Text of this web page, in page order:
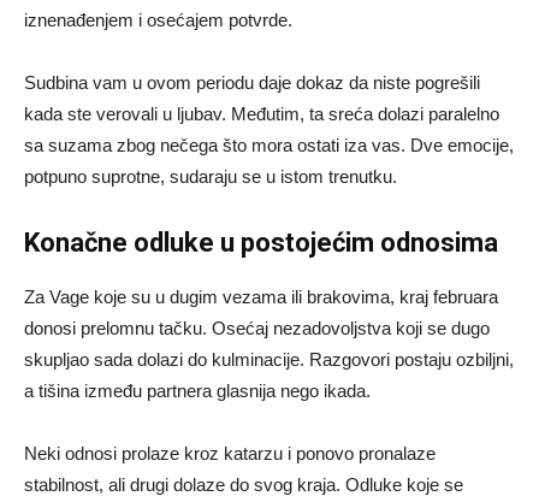
iznenađenjem i osećajem potvrde.
Sudbina vam u ovom periodu daje dokaz da niste pogrešili
kada ste verovali u ljubav. Međutim, ta sreća dolazi paralelno
sa suzama zbog nečega što mora ostati iza vas. Dve emocije,
potpuno suprotne, sudaraju se u istom trenutku.
Konačne odluke u postojećim odnosima
Za Vage koje su u dugim vezama ili brakovima, kraj februara
donosi prelomnu tačku. Osećaj nezadovoljstva koji se dugo
skupljao sada dolazi do kulminacije. Razgovori postaju ozbiljni,
a tišina između partnera glasnija nego ikada.
Neki odnosi prolaze kroz katarzu i ponovo pronalaze
stabilnost, ali drugi dolaze do svog kraja. Odluke koje se